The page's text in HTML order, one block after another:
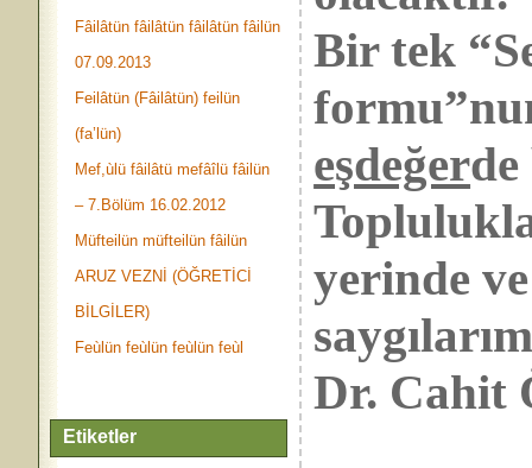
Fâilâtün fâilâtün fâilâtün fâilün
07.09.2013
Feilâtün (Fâilâtün) feilün
(fa’lün)
Mef,ùlü fâilâtü mefâîlü fâilün
– 7.Bölüm 16.02.2012
Müfteilün müfteilün fâilün
ARUZ VEZNİ (ÖĞRETİCİ
BİLGİLER)
Feùlün feùlün feùlün feùl
Etiketler
Bir tek
eşdeğer
yerinde
Dr. Cahit